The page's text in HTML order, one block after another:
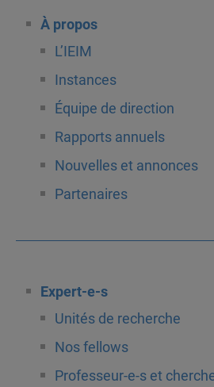
À propos
L’IEIM
Instances
Équipe de direction
Rapports annuels
Nouvelles et annonces
Partenaires
Expert-e-s
Unités de recherche
Nos fellows
Professeur-e-s et